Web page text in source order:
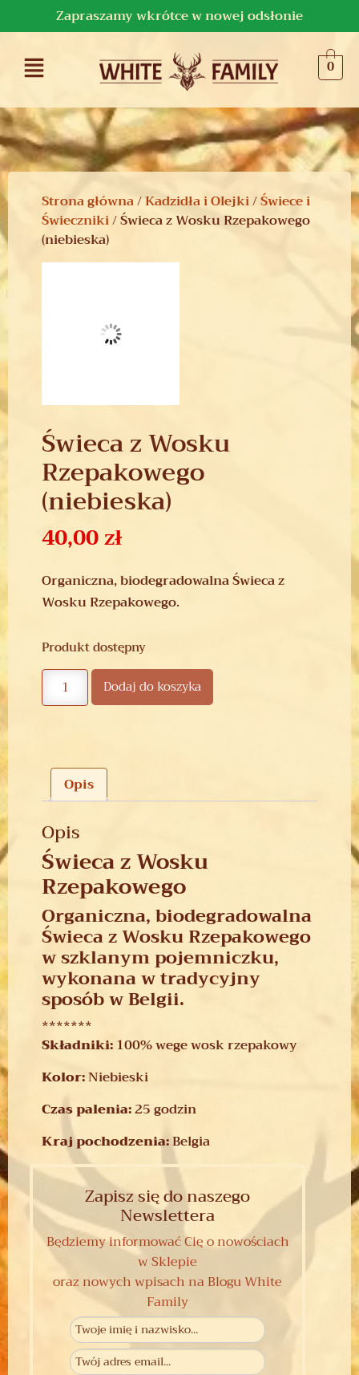
Zapraszamy wkrótce w nowej odsłonie
0
Strona główna/Kadzidła i Olejki/Świece i
Świeczniki/ Świeca z Wosku Rzepakowego
(niebieska)
Świeca z Wosku
Rzepakowego
(niebieska)
40,00zł
Organiczna, biodegradowalna Świeca z
Wosku Rzepakowego.
Produkt dostępny
Dodaj do koszyka
Opis
Opis
Świeca z Wosku
Rzepakowego
Organiczna, biodegradowalna
Świeca z Wosku Rzepakowego
w szklanym pojemniczku,
wykonana w tradycyjny
sposób w Belgii.
*******
Składniki: 100% wege wosk rzepakowy
Kolor:Niebieski
Czas palenia:25 godzin
Kraj pochodzenia:Belgia
Zapisz się do naszego
Newslettera
Będziemy informować Cię o nowościach
w Sklepie
oraz nowych wpisach na Blogu White
Family